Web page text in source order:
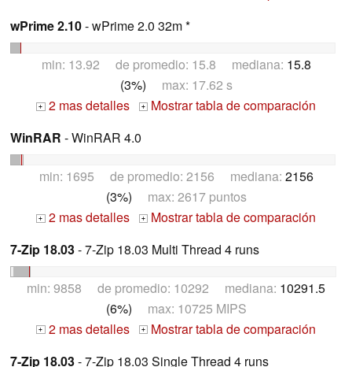
wPrime 2.10- wPrime 2.0 32m *
min: 13.92 de promedio: 15.8 mediana: 15.8
(3%) max: 17.62 s
+ 2 mas detalles +
Mostrar tabla de comparación
WinRAR - WinRAR 4.0
min: 1695 de promedio: 2156 mediana: 2156
(3%) max: 2617 puntos
+ 2 mas detalles +
Mostrar tabla de comparación
7-Zip 18.03- 7-Zip 18.03 Multi Thread 4 runs
min: 9858 de promedio: 10292 mediana: 10291.5
(6%) max: 10725 MIPS
+ 2 mas detalles +
Mostrar tabla de comparación
7-Zip 18.03- 7-Zip 18.03 Single Thread 4 runs